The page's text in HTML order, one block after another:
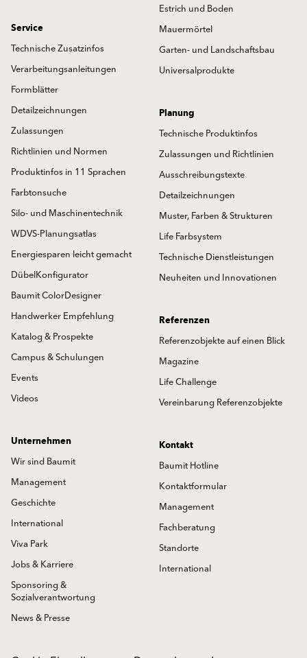
Estrich und Boden
Mauermörtel
Garten- und Landschaftsbau
Universalprodukte
Service
Technische Zusatzinfos
Verarbeitungsanleitungen
Formblätter
Detailzeichnungen
Zulassungen
Richtlinien und Normen
Produktinfos in 11 Sprachen
Farbtonsuche
Silo- und Maschinentechnik
WDVS-Planungsatlas
Energiesparen leicht gemacht
DübelKonfigurator
Baumit ColorDesigner
Handwerker Empfehlung
Katalog & Prospekte
Campus & Schulungen
Events
Videos
Planung
Technische Produktinfos
Zulassungen und Richtlinien
Ausschreibungstexte
Detailzeichnungen
Muster, Farben & Strukturen
Life Farbsystem
Technische Dienstleistungen
Neuheiten und Innovationen
Referenzen
Referenzobjekte auf einen Blick
Magazine
Life Challenge
Vereinbarung Referenzobjekte
Unternehmen
Wir sind Baumit
Management
Geschichte
International
Viva Park
Jobs & Karriere
Sponsoring &
Sozialverantwortung
News & Presse
Kontakt
Baumit Hotline
Kontaktformular
Management
Fachberatung
Standorte
International